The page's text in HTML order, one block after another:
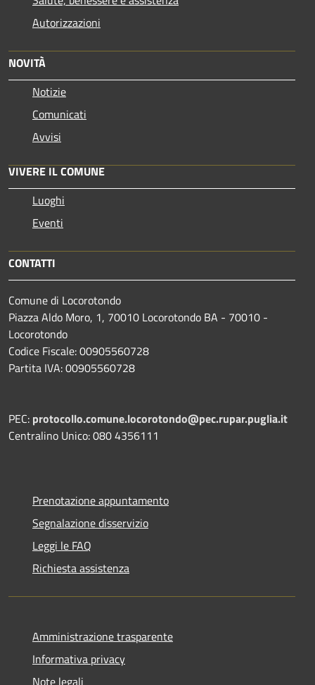
Autorizzazioni
NOVITÀ
Notizie
Comunicati
Avvisi
VIVERE IL COMUNE
Luoghi
Eventi
CONTATTI
Comune di Locorotondo
Piazza Aldo Moro, 1, 70010 Locorotondo BA - 70010 -
Locorotondo
Codice Fiscale: 00905560728
Partita IVA: 00905560728
PEC: protocollo.comune.locorotondo@pec.rupar.puglia.it
Centralino Unico: 080 4356111
Prenotazione appuntamento
Segnalazione disservizio
Leggi le FAQ
Richiesta assistenza
Amministrazione trasparente
Informativa privacy
Note legali